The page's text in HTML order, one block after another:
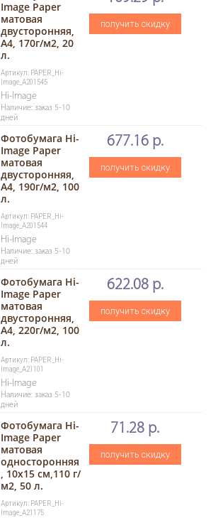
Image Paper
матовая
двусторонняя,
A4, 170г/м2, 20
л.
Артикул: PAPER_Hi-
Image_A201545
Hi-Image
Наличие: заказ 5-10
дней
получить скидку
Фотобумага Hi-
Image Paper
матовая
двусторонняя,
A4, 190г/м2, 100
л.
Артикул: PAPER_Hi-
Image_A201544
Hi-Image
Наличие: заказ 5-10
дней
677.16 р.
получить скидку
Фотобумага Hi-
Image Paper
матовая
двусторонняя,
A4, 220г/м2, 100
л.
Артикул: PAPER_Hi-
Image_A21101
Hi-Image
Наличие: заказ 5-10
дней
622.08 р.
получить скидку
Фотобумага Hi-
Image Paper
матовая
односторонняя
, 10x15 см,110 г/
м2, 50 л.
Артикул: PAPER_Hi-
Image_A21175
71.28 р.
получить скидку